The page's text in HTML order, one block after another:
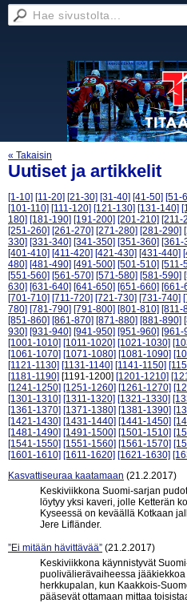
« Takaisin
Uutiset ja artikkelit
[1-10] [11-20] [21-30] [31-40] [41-50] [51-
[101-110] [111-120] [121-130] [131-140]
180] [181-190] [191-200] [201-210] [211-
[251-260] [261-270] [271-280] [281-290]
330] [331-340] [341-350] [351-360] [361-
[401-410] [411-420] [421-430] [431-440]
480] [481-490] [491-500] [501-510] [511-
[551-560] [561-570] [571-580] [581-590]
630] [631-640] [641-650] [651-660] [661-
[701-710] [711-720] [721-730] [731-740]
780] [781-790] [791-800] [801-810] [811-
[851-860] [861-870] [871-880] [881-890]
930] [931-940] [941-950] [951-960] [961-
[1001-1010] [1011-1020] [1021-1030]
[1061-1070] [1071-1080] [1081-1090]
[1121-1130] [1131-1140] [1141-1150]
[1181-1190] [1191-1200] [1201-1210]
[1241-1250] [1251-1260] [1261-1270]
[1301-1310] [1311-1320] [1321-1330]
[1361-1370] [1371-1380] [1381-1390]
[1421-1430] [1431-1440] [1441-1450]
[1481-1490] [1491-1500] [1501-1510]
[1541-1550] [1551-1560] [1561-1570]
[1601-1610] [1611-1620] [1621-1630]
Kasvattiseuraa kaatamaan (21.2.2017)
Keskiviikkona Suomi-sarjan
löytyy yksi kaveri, jolle Ketterän
Kyseessä on keväällä Kotkaan
Jere Lifländer.
”Ei mitään hävittävää” (21.2.2017)
Keskiviikkona käynnistyvät
puolivälierävaiheessa
herkkupalan, kun Kaakkois-
pääsevät ottamaan mittaa